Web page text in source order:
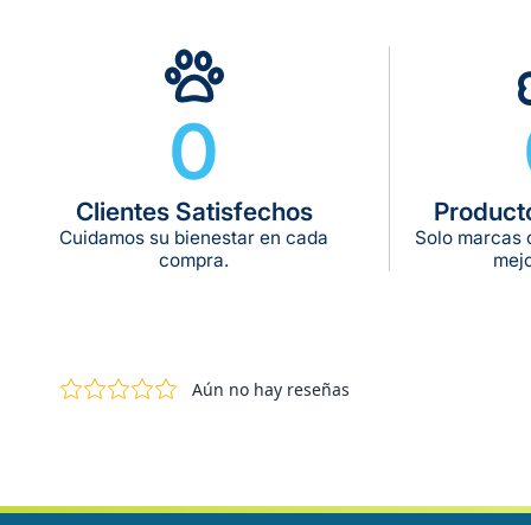
0
Clientes Satisfechos
Cuidamos su bienestar en cada
compra.
Solo marcas